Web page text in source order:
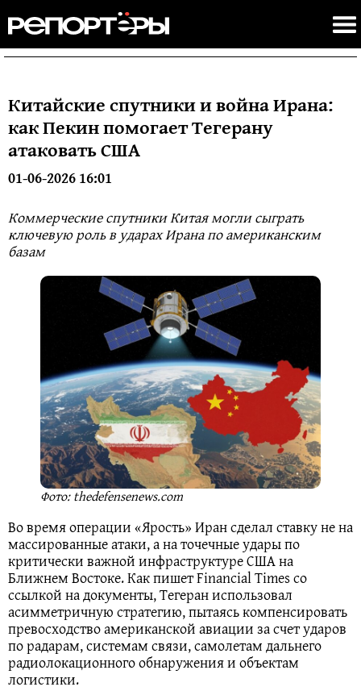
Китайские спутники и война Ирана:
как Пекин помогает Тегерану
атаковать США
01-06-2026 16:01
Коммерческие спутники Китая могли сыграть
ключевую роль в ударах Ирана по американским
базам
Фото: thedefensenews.com
Во время операции «Ярость» Иран сделал ставку не на
массированные атаки, а на точечные удары по
критически важной инфраструктуре США на
Ближнем Востоке. Как пишет Financial Times со
ссылкой на документы, Тегеран использовал
асимметричную стратегию, пытаясь компенсировать
превосходство американской авиации за счет ударов
по радарам, системам связи, самолетам дальнего
радиолокационного обнаружения и объектам
логистики.